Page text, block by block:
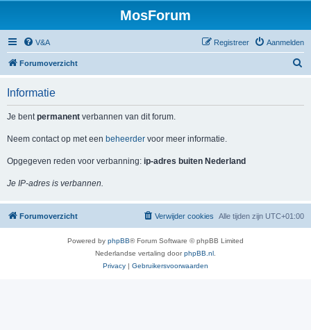
MosForum
V&A Aanmelden
Registreer
Forumoverzicht
Informatie
Je bentpermanent verbannen van dit forum.
Neem contact op met een beheerder voor meer informatie.
Opgegeven reden voor verbanning: ip-adres buiten Nederland
Je IP-adres is verbannen.
Forumoverzicht Alle tijden zijn UTC+01:00
Verwijder cookies
Powered by phpBB® Forum Software © phpBB Limited
Nederlandse vertaling doorphpBB.nl
Privacy | Gebruikersvoorwaarden